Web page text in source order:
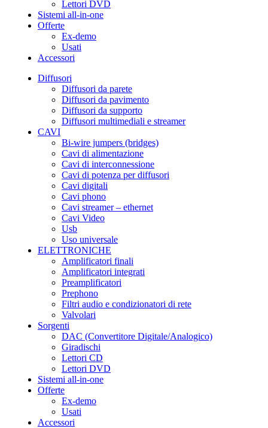
Lettori DVD
Sistemi all-in-one
Offerte
Ex-demo
Usati
Accessori
Diffusori
Diffusori da parete
Diffusori da pavimento
Diffusori da supporto
Diffusori multimediali e streamer
CAVI
Bi-wire jumpers (bridges)
Cavi di alimentazione
Cavi di interconnessione
Cavi di potenza per diffusori
Cavi digitali
Cavi phono
Cavi streamer – ethernet
Cavi Video
Usb
Uso universale
ELETTRONICHE
Amplificatori finali
Amplificatori integrati
Preamplificatori
Prephono
Filtri audio e condizionatori di rete
Valvolari
Sorgenti
DAC (Convertitore Digitale/Analogico)
Giradischi
Lettori CD
Lettori DVD
Sistemi all-in-one
Offerte
Ex-demo
Usati
Accessori